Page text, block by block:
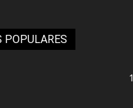
POPULARES